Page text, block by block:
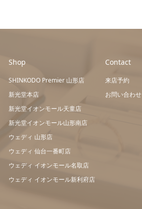
Shop
SHINKODO Premier 山形店
新光堂本店
新光堂イオンモール天童店
新光堂イオンモール山形南店
ウェディ 山形店
ウェディ 仙台一番町店
ウェディ イオンモール名取店
ウェディ イオンモール新利府店
Contact
来店予約
お問い合わせ